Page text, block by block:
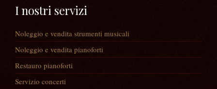
I nostri servizi
Noleggio e vendita strumenti musicali
Noleggio e vendita pianoforti
Restauro pianoforti
Servizio concerti